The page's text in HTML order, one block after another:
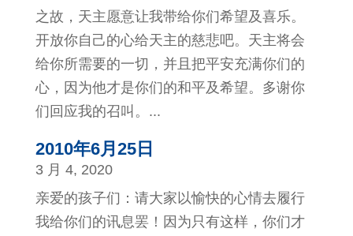
之故，天主愿意让我带给你们希望及喜乐。
开放你自己的心给天主的慈悲吧。天主将会
给你所需要的一切，并且把平安充满你们的
心，因为他才是你们的和平及希望。多谢你
们回应我的召叫。...
2010年6月25日
3 月 4, 2020
亲爱的孩子们：请大家以愉快的心情去履行
我给你们的讯息罢！因为只有这样，你们才